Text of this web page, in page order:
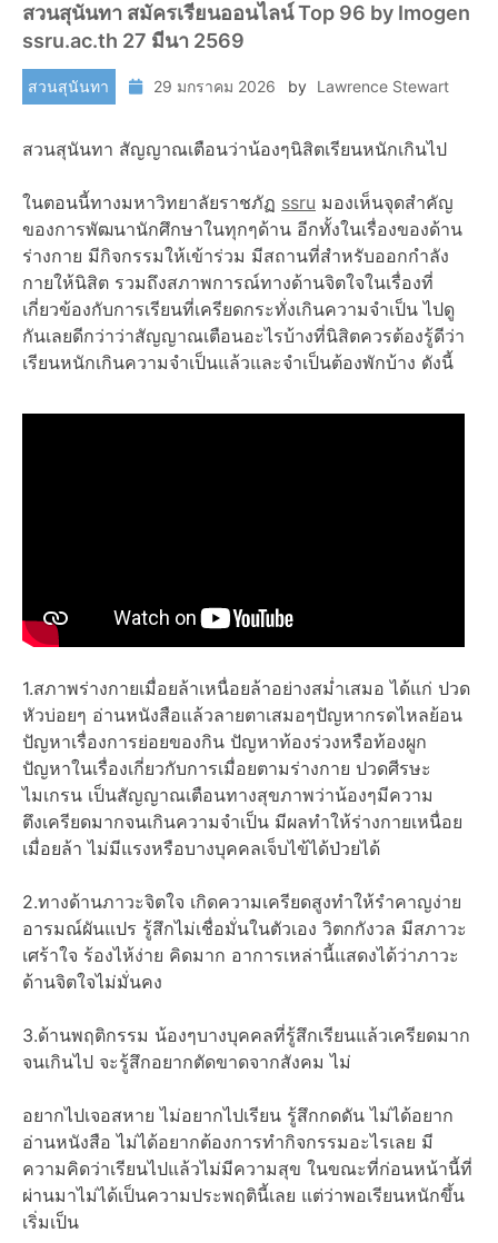
สวนสุนันทา สมัครเรียนออนไลน์ Top 96 by Imogen
ssru.ac.th 27 มีนา 2569
สวนสุนันทา 29 มกราคม 2026 by Lawrence Stewart
สวนสุนันทา สัญญาณเตือนว่าน้องๆนิสิตเรียนหนักเกินไป
ในตอนนี้ทางมหาวิทยาลัยราชภัฏ ssru มองเห็นจุดสำคัญ
ของการพัฒนานักศึกษาในทุกๆด้าน อีกทั้งในเรื่องของด้าน
ร่างกาย มีกิจกรรมให้เข้าร่วม มีสถานที่สำหรับออกกำลัง
กายให้นิสิต รวมถึงสภาพการณ์ทางด้านจิตใจในเรื่องที่
เกี่ยวข้องกับการเรียนที่เครียดกระทั่งเกินความจำเป็น ไปดู
กันเลยดีกว่าว่าสัญญาณเตือนอะไรบ้างที่นิสิตควรต้องรู้ดีว่า
เรียนหนักเกินความจำเป็นแล้วและจำเป็นต้องพักบ้าง ดังนี้
1.สภาพร่างกายเมื่อยล้าเหนื่อยล้าอย่างสม่ำเสมอ ได้แก่ ปวด
หัวบ่อยๆ อ่านหนังสือแล้วลายตาเสมอๆปัญหากรดไหลย้อน
ปัญหาเรื่องการย่อยของกิน ปัญหาท้องร่วงหรือท้องผูก
ปัญหาในเรื่องเกี่ยวกับการเมื่อยตามร่างกาย ปวดศีรษะ
ไมเกรน เป็นสัญญาณเตือนทางสุขภาพว่าน้องๆมีความ
ตึงเครียดมากจนเกินความจำเป็น มีผลทำให้ร่างกายเหนื่อย
เมื่อยล้า ไม่มีแรงหรือบางบุคคลเจ็บไข้ได้ป่วยได้
2.ทางด้านภาวะจิตใจ เกิดความเครียดสูงทำให้รำคาญง่าย
อารมณ์ผันแปร รู้สึกไม่เชื่อมั่นในตัวเอง วิตกกังวล มีสภาวะ
เศร้าใจ ร้องไห้ง่าย คิดมาก อาการเหล่านี้แสดงได้ว่าภาวะ
ด้านจิตใจไม่มั่นคง
3.ด้านพฤติกรรม น้องๆบางบุคคลที่รู้สึกเรียนแล้วเครียดมาก
จนเกินไป จะรู้สึกอยากตัดขาดจากสังคม ไม่
อยากไปเจอสหาย ไม่อยากไปเรียน รู้สึกกดดัน ไม่ได้อยาก
อ่านหนังสือ ไม่ได้อยากต้องการทำกิจกรรมอะไรเลย มี
ความคิดว่าเรียนไปแล้วไม่มีความสุข ในขณะที่ก่อนหน้านี้ที่
ผ่านมาไม่ได้เป็นความประพฤตินี้เลย แต่ว่าพอเรียนหนักขึ้น
เริ่มเป็น